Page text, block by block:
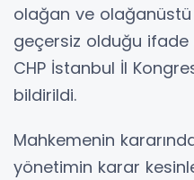
olağan ve olağanüstü
geçersiz olduğu
CHP İstanbul İl
bildirildi.
Mahkemenin
yönetimin karar